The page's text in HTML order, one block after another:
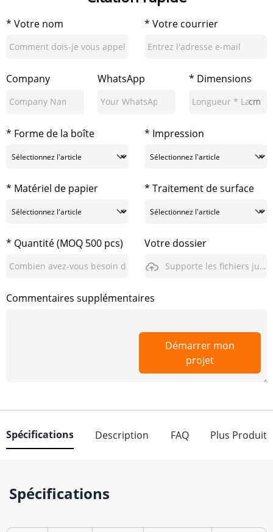
* Votre nom * Votre courrier
Company WhatsApp * Dimensions
cm
* Forme de la boîte * Impression
* Matériel de papier * Traitement de surface
* Quantité (MOQ 500 pcs) Votre dossier
Supporte les fichiers jusqu'à 3 Go
Commentaires supplémentaires
Démarrer mon
projet
Spécifications Description FAQ Plus Produit
Spécifications